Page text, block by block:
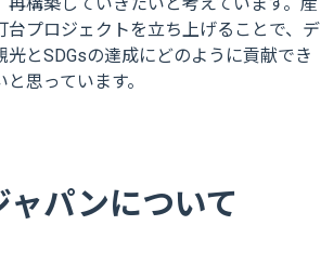
台プロジェクトを立ち上げることで、デ
光とSDGsの達成にどのように貢献でき
思っています。
パンについて